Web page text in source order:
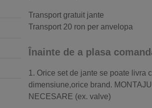
Transport gratuit jante
Transport 20 ron per anvelopa
Înainte de a plasa
1. Orice set de jante se poate livra
dimensiune,orice brand.
NECESARE (ex. valve)